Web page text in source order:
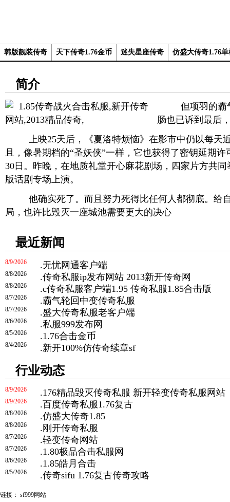
韩版靓装传奇 天下传奇1.76金币 迷失星座传奇 仿盛大传奇1.76
简介
但项羽的霸
肠也已诉到最后
上映25天后，《夏洛特烦恼》在影市中仍以每天
且，像暑期档的“圣妖侠”一样，它也获得了密钥延期
30日。昨晚，在地质礼堂开心麻花剧场，四家片方共同
版话剧专场上演。
他确实死了。而且努力死得比任何人都彻底。给
局，也许比毁灭一座城池需要更大的决心
最近新闻
.无忧网通客户端
8/9/2026
.传奇私服ip发布网站 2013新开传奇网
8/8/2026
.c传奇私服客户端1.95 传奇私服1.85合击版
8/8/2026
.霸气轮回中变传奇私服
8/7/2026
.盛大传奇私服老客户端
8/7/2026
.私服999发布网
8/6/2026
.1.76合击金币
8/5/2026
.新开100%仿传奇续章sf
8/4/2026
行业动态
.176精品毁灭传奇私服 新开轻变传奇私服网站
8/9/2026
.百度传奇私服1.76复古
8/9/2026
.仿盛大传奇1.85
8/8/2026
.刚开传奇私服
8/8/2026
.轻变传奇网站
8/7/2026
.1.80极品合击私服网
8/7/2026
.1.85皓月合击
8/6/2026
.传奇sifu 1.76复古传奇攻略
8/5/2026
链接： sf999网站